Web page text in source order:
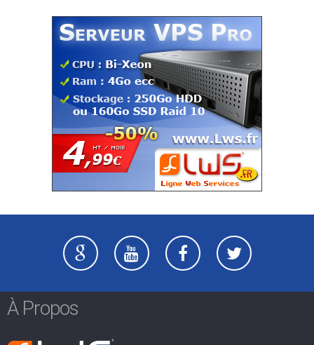
À Propos